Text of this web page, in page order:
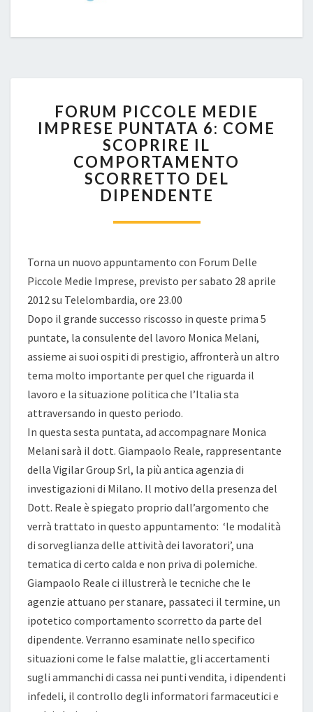
PICCOLE
MEDIE
IMPRESE
PUNTATA
6:
COME
SCOPRIRE
IL
DEL
DIPENDENTE
FORUM PICCOLE MEDIE
IMPRESE PUNTATA 6: COME
SCOPRIRE IL
COMPORTAMENTO
SCORRETTO DEL
DIPENDENTE
Torna un nuovo appuntamento con Forum Delle
Piccole Medie Imprese, previsto per sabato 28 aprile
2012 su Telelombardia, ore 23.00
Dopo il grande successo riscosso in queste prima 5
puntate, la consulente del lavoro Monica Melani,
assieme ai suoi ospiti di prestigio, affronterà un altro
tema molto importante per quel che riguarda il
lavoro e la situazione politica che l’Italia sta
attraversando in questo periodo.
In questa sesta puntata, ad accompagnare Monica
Melani sarà il dott. Giampaolo Reale, rappresentante
della Vigilar Group Srl, la più antica agenzia di
investigazioni di Milano. Il motivo della presenza del
Dott. Reale è spiegato proprio dall’argomento che
verrà trattato in questo appuntamento: ‘le modalità
di sorveglianza delle attività dei lavoratori’, una
tematica di certo calda e non priva di polemiche.
Giampaolo Reale ci illustrerà le tecniche che le
agenzie attuano per stanare, passateci il termine, un
ipotetico comportamento scorretto da parte del
dipendente. Verranno esaminate nello specifico
situazioni come le false malattie, gli accertamenti
sugli ammanchi di cassa nei punti vendita, i dipendenti
infedeli, il controllo degli informatori farmaceutici e